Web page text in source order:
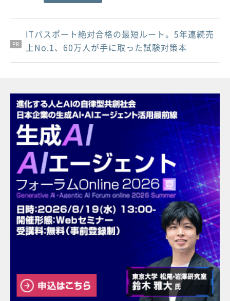
PR
PR
PR
ITパスポート絶対合格の最短ルート。5年連続売
上No.1、60万人が手に取った試験対策本